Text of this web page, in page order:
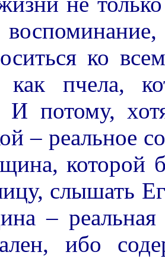
ко
как пчела,
И потому,
– реальное
которой
слышать
–
ибо